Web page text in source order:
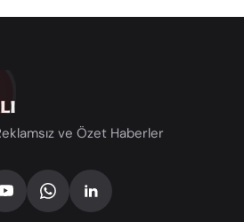
ve Özet Haberler